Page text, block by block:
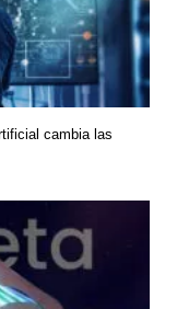
cambia las